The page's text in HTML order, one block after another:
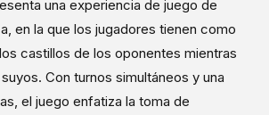
una experiencia de juego de
en la que los jugadores tienen como
castillos de los oponentes mientras
Con turnos simultáneos y una
el juego enfatiza la toma de